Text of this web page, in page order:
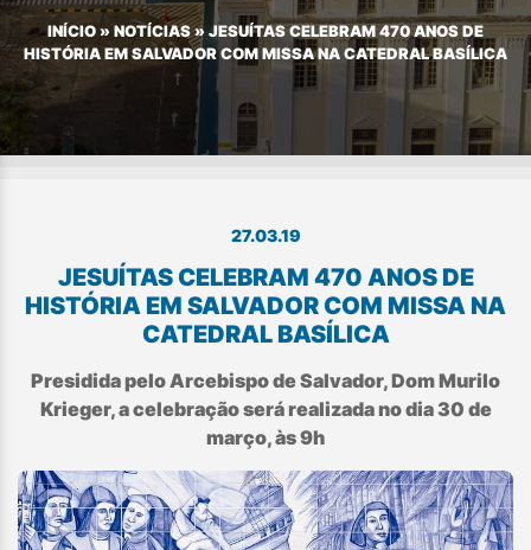
INÍCIO » NOTÍCIAS» JESUÍTAS CELEBRAM 470 ANOS DE
HISTÓRIA EM SALVADOR COM MISSA NA CATEDRAL BASÍLICA
27.03.19
JESUÍTAS CELEBRAM 470 ANOS DE
HISTÓRIA EM SALVADOR COM MISSA NA
CATEDRAL BASÍLICA
Presidida pelo Arcebispo de Salvador, Dom Murilo
Krieger, a celebração será realizada no dia 30 de
março, às 9h